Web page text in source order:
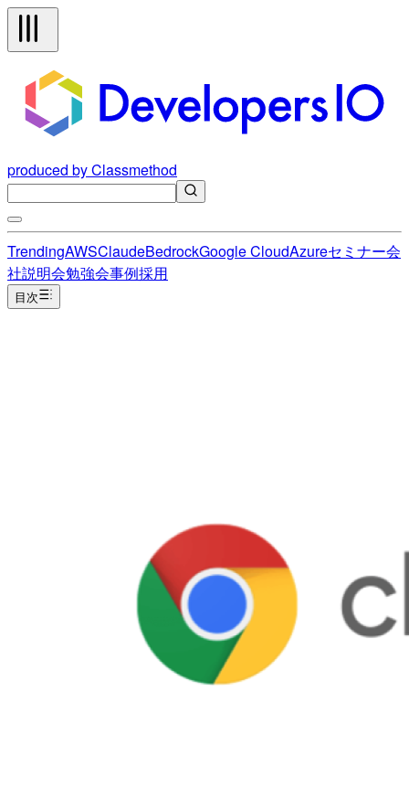
produced by Classmethod
TrendingAWSClaudeBedrockGoogle CloudAzureセミナー会
社説明会勉強会事例採用
目次